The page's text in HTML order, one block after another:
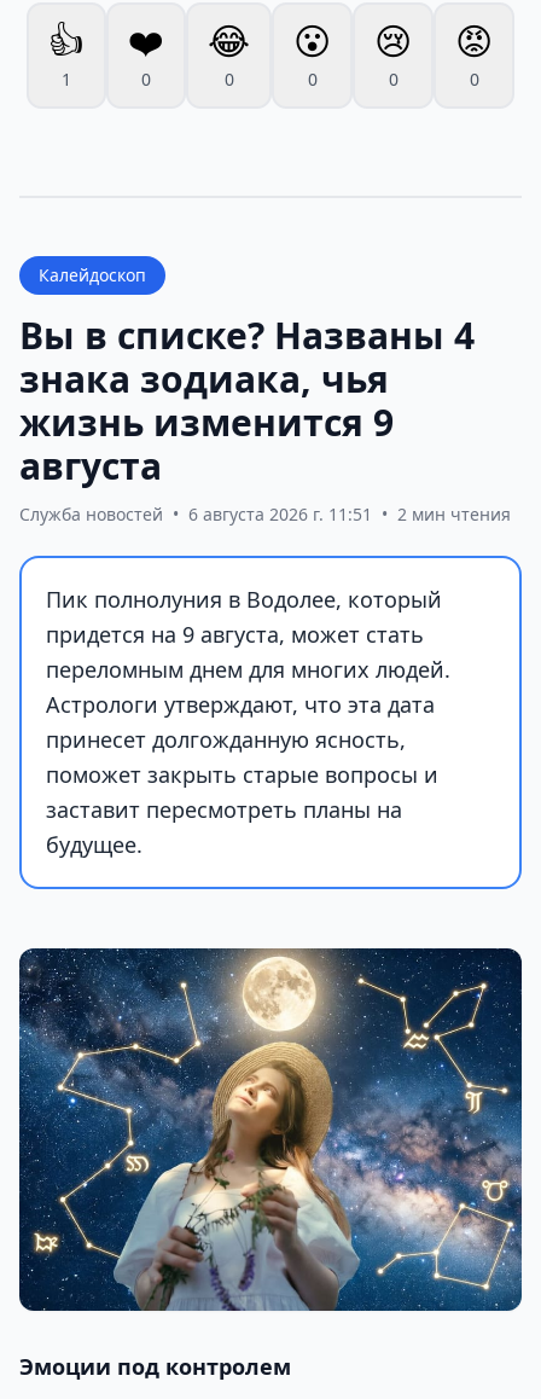
👍
1
❤️
0
😂
0
😮
0
😢
0
😡
0
Калейдоскоп
Вы в списке? Названы 4
знака зодиака, чья
жизнь изменится 9
августа
Служба новостей • 6 августа 2026 г. 11:51 • 2 мин чтения
Пик полнолуния в Водолее, который
придется на 9 августа, может стать
переломным днем для многих людей.
Астрологи утверждают, что эта дата
принесет долгожданную ясность,
поможет закрыть старые вопросы и
заставит пересмотреть планы на
будущее.
Эмоции под контролем